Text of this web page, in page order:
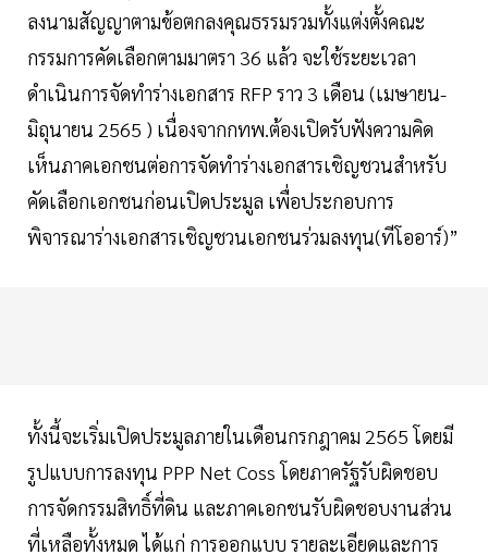
ลงนามสัญญาตามข้อตกลงคุณธรรมรวมทั้งแต่งตั้งคณะ
กรรมการคัดเลือกตามมาตรา 36 แล้ว จะใช้ระยะเวลา
ดำเนินการจัดทำร่างเอกสาร RFP ราว 3 เดือน (เมษายน-
มิถุนายน 2565 ) เนื่องจากกทพ.ต้องเปิดรับฟังความคิด
เห็นภาคเอกชนต่อการจัดทำร่างเอกสารเชิญชวนสำหรับ
คัดเลือกเอกชนก่อนเปิดประมูล เพื่อประกอบการ
พิจารณาร่างเอกสารเชิญชวนเอกชนร่วมลงทุน(ทีโออาร์)”
ทั้งนี้จะเริ่มเปิดประมูลภายในเดือนกรกฎาคม 2565 โดยมี
รูปแบบการลงทุน PPP Net Coss โดยภาครัฐรับผิดชอบ
การจัดกรรมสิทธิ์ที่ดิน และภาคเอกชนรับผิดชอบงานส่วน
ที่เหลือทั้งหมด ได้แก่ การออกแบบ รายละเอียดและการ